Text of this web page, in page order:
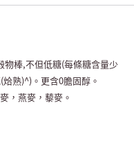
物棒,不但低糖(每條糖含量少
(烚熟)^) 。更含0膽固醇。
，燕麥，藜麥。